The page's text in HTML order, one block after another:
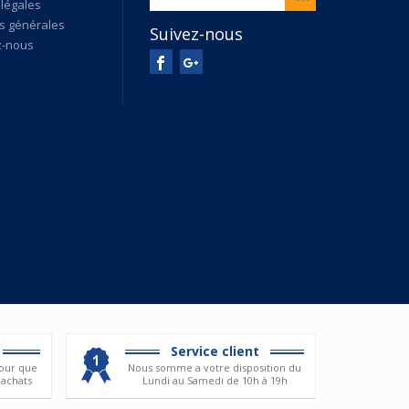
générales
nous
Suivez-nous
que
Service client
Nous somme a votre disposition du
Lundi au Samedi de 10h à 19h